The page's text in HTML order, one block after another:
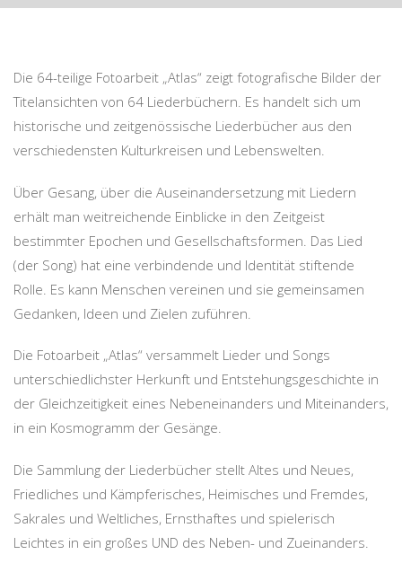
Die 64-teilige Fotoarbeit „Atlas“ zeigt fotografische Bilder der
Titelansichten von 64 Liederbüchern. Es handelt sich um
historische und zeitgenössische Liederbücher aus den
verschiedensten Kulturkreisen und Lebenswelten.
Über Gesang, über die Auseinandersetzung mit Liedern
erhält man weitreichende Einblicke in den Zeitgeist
bestimmter Epochen und Gesellschaftsformen. Das Lied
(der Song) hat eine verbindende und Identität stiftende
Rolle. Es kann Menschen vereinen und sie gemeinsamen
Gedanken, Ideen und Zielen zuführen.
Die Fotoarbeit „Atlas“ versammelt Lieder und Songs
unterschiedlichster Herkunft und Entstehungsgeschichte in
der Gleichzeitigkeit eines Nebeneinanders und Miteinanders,
in ein Kosmogramm der Gesänge.
Die Sammlung der Liederbücher stellt Altes und Neues,
Friedliches und Kämpferisches, Heimisches und Fremdes,
Sakrales und Weltliches, Ernsthaftes und spielerisch
Leichtes in ein großes UND des Neben- und Zueinanders.